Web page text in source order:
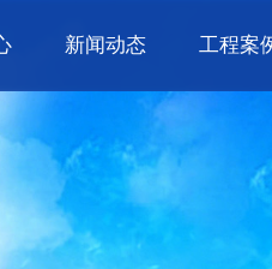
新闻动态 工程案